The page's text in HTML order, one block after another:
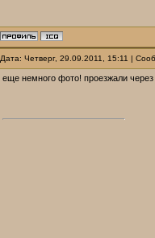
Дата: Четверг, 29.09.2011, 15:11 |
еще немного фото! проезжали